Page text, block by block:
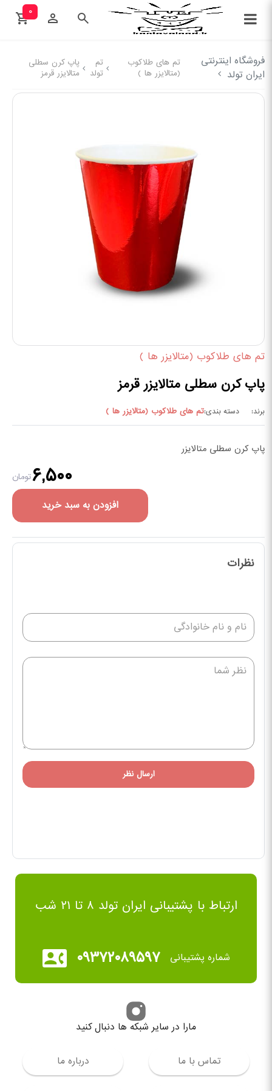
۰
فروشگاه اینترنتی
ایران تولد
تم های طلاکوب
(متالایزر ها )
تم
تولد
پاپ کرن سطلی
متالایزر قرمز
تم های طلاکوب (متالایزر ها )
پاپ کرن سطلی متالایزر قرمز
برند: دسته بندی:تم های طلاکوب (متالایزر ها )
پاپ کرن سطلی متالایزر
۶,۵۰۰تومان
افزودن به سبد خرید
نظرات
ارسال نظر
ارتباط با پشتیبانی ایران تولد ۸ تا ۲۱ شب
شماره پشتیبانی ۰۹۳۷۲۰۸۹۵۹۷
تماس با ما درباره ما
مارا در سایر شبکه ها دنبال کنید